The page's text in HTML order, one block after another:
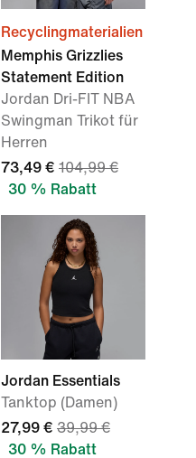
Recyclingmaterialien
Memphis Grizzlies
Statement Edition
Jordan Dri-FIT NBA
Swingman Trikot für
Herren
73,49 € 104,99 €
30 % Rabatt
Jordan Essentials
Tanktop (Damen)
27,99 € 39,99 €
30 % Rabatt